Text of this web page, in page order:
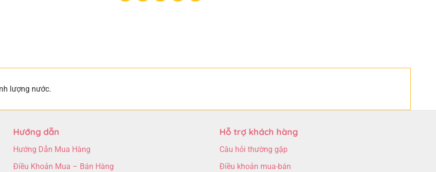
lượng nước.
Hướng dẫn
Hướng Dẫn Mua Hàng
Điều Khoản Mua – Bán Hàng
Hỗ trợ khách hàng
Câu hỏi thường gặp
Điều khoản mua-bán